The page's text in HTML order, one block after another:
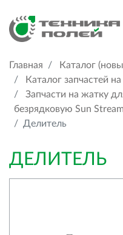
Главная
Каталог
Каталог запчастей
Запчасти на жатку
безрядковую Sun
Делитель
ДЕЛИТЕЛЬ